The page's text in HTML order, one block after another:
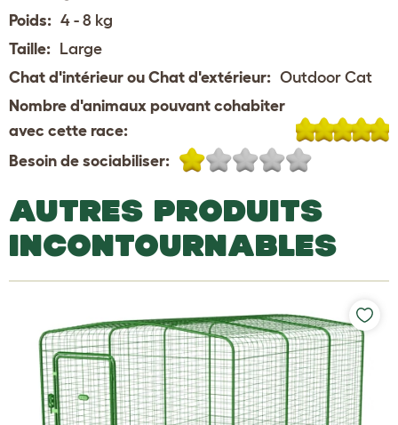
Poids: 4 - 8 kg
Taille: Large
Chat d'intérieur ou Chat d'extérieur: Outdoor Cat
Nombre d'animaux pouvant cohabiter
avec cette race:
Besoin de sociabiliser:
AUTRES PRODUITS
INCONTOURNABLES